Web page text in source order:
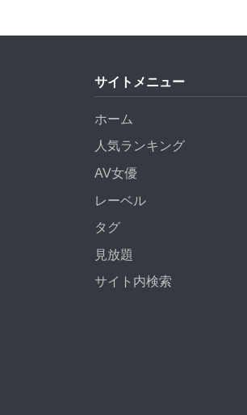
サイトメニュー
ホーム
人気ランキング
AV女優
レーベル
タグ
見放題
サイト内検索